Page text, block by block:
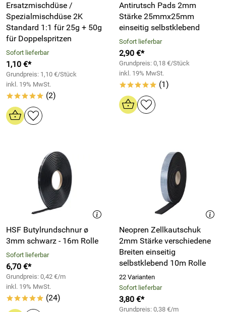
Ersatzmischdüse /
Spezialmischdüse 2K
Standard 1:1 für 25g + 50g
für Doppelspritzen
Sofort lieferbar
1,10 €*
Grundpreis: 1,10 €/Stück
inkl. 19% MwSt.
***** (2)
Antirutsch Pads 2mm
Stärke 25mmx25mm
einseitig selbstklebend
Sofort lieferbar
2,90 €*
Grundpreis: 0,18 €/Stück
inkl. 19% MwSt.
***** (1)
HSF Butylrundschnur ø
3mm schwarz - 16m Rolle
Sofort lieferbar
6,70 €*
Grundpreis: 0,42 €/m
inkl. 19% MwSt.
***** (24)
Neopren Zellkautschuk
2mm Stärke verschiedene
Breiten einseitig
selbstklebend 10m Rolle
22 Varianten
Sofort lieferbar
3,80 €*
Grundpreis: 0,38 €/m